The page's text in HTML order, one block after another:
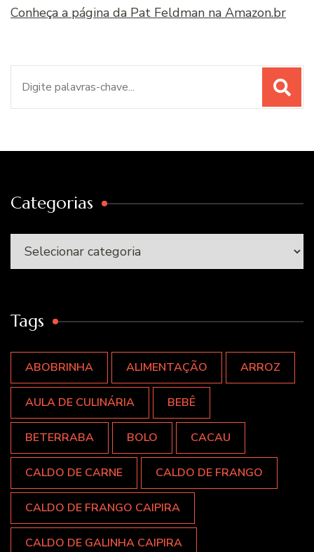
Conheça a página da Pat Feldman na Amazon.br
Categorias
Categorias
Tags
ABOBRINHA ALIMENTAÇÃO ARROZ
AULA DE CULINÁRIA BEBÊ
BETERRABA BOLO CACAU
CALDO DE CARNE CALDO DE FRANGO
CALDO DE FRANGO CAIPIRA
CALDO DE GALINHA CAIPIRA